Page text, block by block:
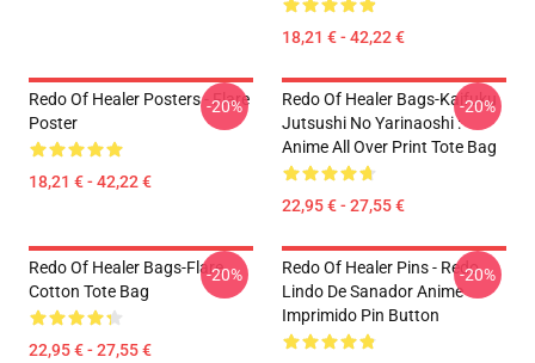
18,21 € - 42,22 €
Redo Of Healer Posters - Flare
Poster
18,21 € - 42,22 €
-20%
Redo Of Healer Bags-Kaifuku
Jutsushi No Yarinaoshi :
Anime All Over Print Tote Bag
22,95 € - 27,55 €
-20%
Redo Of Healer Bags-Flare
Cotton Tote Bag
22,95 € - 27,55 €
-20%
Redo Of Healer Pins - Redo
Lindo De Sanador Anime
Imprimido Pin Button
-20%